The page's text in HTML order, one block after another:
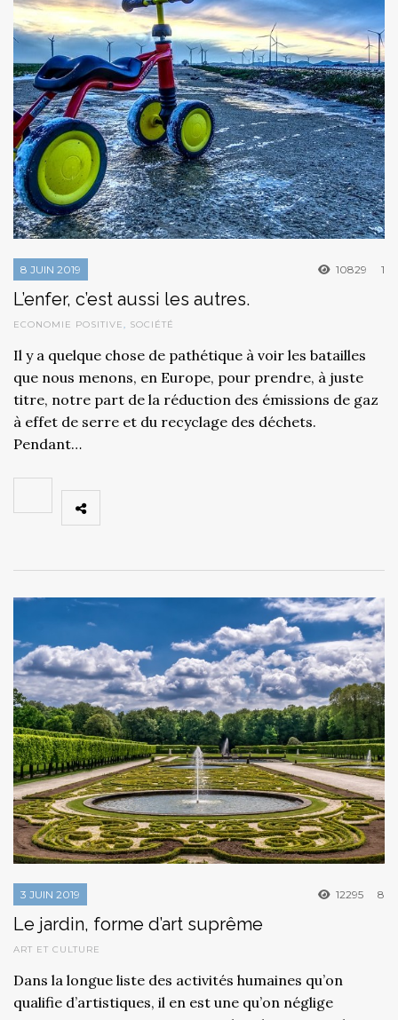
8 JUIN 2019 10829 1
L’enfer, c’est aussi les autres.
ECONOMIE POSITIVE, SOCIÉTÉ
Il y a quelque chose de pathétique à voir les batailles
que nous menons, en Europe, pour prendre, à juste
titre, notre part de la réduction des émissions de gaz
à effet de serre et du recyclage des déchets.
Pendant…
3 JUIN 2019 12295 8
Le jardin, forme d’art suprême
ART ET CULTURE
Dans la longue liste des activités humaines qu’on
qualifie d’artistiques, il en est une qu’on néglige